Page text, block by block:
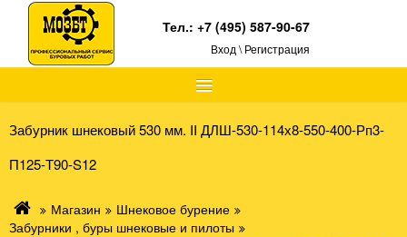
≡
Тел.:+7 (495) 587-90-67
Вход \ Регистрация
Забурник шнековый 530 мм. II ДЛШ-530-114х8-550-400-Рп3-
П125-Т90-S12
Магазин
Шнековое бурение
Забурники , буры шнековые и пилоты